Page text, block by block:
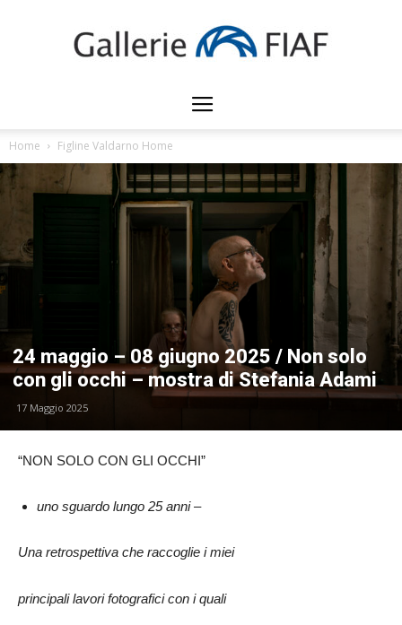
Gallerie
FIAF
Home Figline Valdarno Home
24 maggio – 08 giugno 2025 / Non solo
con gli occhi – mostra di Stefania Adami
17 Maggio 2025
“NON SOLO CON GLI OCCHI”
uno sguardo lungo 25 anni –
Una retrospettiva che raccoglie i miei
principali lavori fotografici con i quali